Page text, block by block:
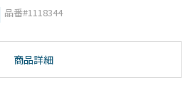
品番#1118344
商品詳細